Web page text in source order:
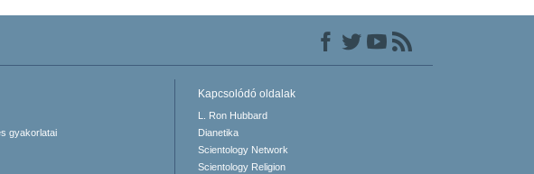
gyakorlatai
Kapcsolódó oldalak
L. Ron Hubbard
Dianetika
Scientology Network
Scientology Religion